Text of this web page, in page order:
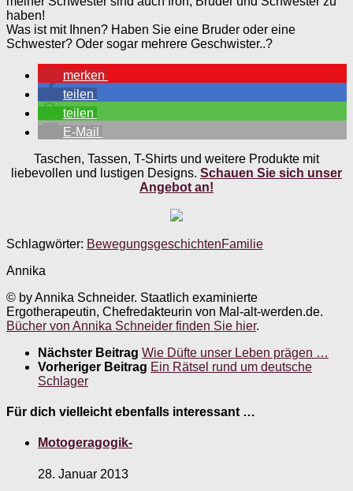
haben!
Was ist mit Ihnen? Haben Sie eine Bruder oder eine
Schwester? Oder sogar mehrere Geschwister..?
merken
teilen
teilen
E-Mail
Taschen, Tassen, T-Shirts und weitere Produkte mit
liebevollen und lustigen Designs. Schauen Sie sich unser
Angebot an!
Schlagwörter: BewegungsgeschichtenFamilie
Annika
© by Annika Schneider. Staatlich examinierte
Ergotherapeutin, Chefredakteurin von Mal-alt-werden.de.
Bücher von Annika Schneider finden Sie hier.
Nächster Beitrag Wie Düfte unser Leben prägen …
Vorheriger Beitrag Ein Rätsel rund um deutsche
Schlager
Für dich vielleicht ebenfalls interessant …
Motogeragogik-
28. Januar 2013